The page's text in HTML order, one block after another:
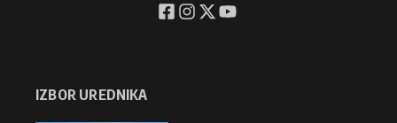
IZBOR UREDNIKA